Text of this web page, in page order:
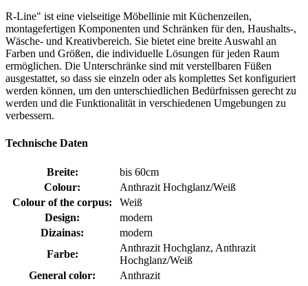
R-Line" ist eine vielseitige Möbellinie mit Küchenzeilen,
montagefertigen Komponenten und Schränken für den, Haushalts-,
Wäsche- und Kreativbereich. Sie bietet eine breite Auswahl an
Farben und Größen, die individuelle Lösungen für jeden Raum
ermöglichen. Die Unterschränke sind mit verstellbaren Füßen
ausgestattet, so dass sie einzeln oder als komplettes Set konfiguriert
werden können, um den unterschiedlichen Bedürfnissen gerecht zu
werden und die Funktionalität in verschiedenen Umgebungen zu
verbessern.
Technische Daten
Breite:
bis 60cm
Colour:
Anthrazit Hochglanz/Weiß
Colour of the corpus:
Weiß
Design:
modern
Dizainas:
modern
Farbe:
Anthrazit Hochglanz, Anthrazit
Hochglanz/Weiß
General color:
Anthrazit